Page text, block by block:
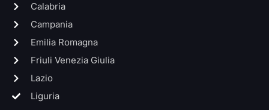
Calabria
Campania
Emilia Romagna
Friuli Venezia Giulia
Lazio
Liguria